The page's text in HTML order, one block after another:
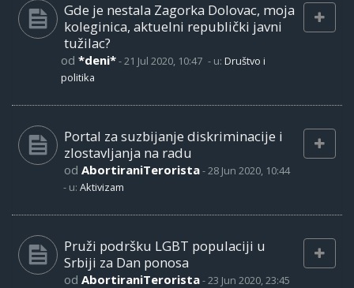
Gde je nestala Zagorka Dolovac, moja
koleginica, aktuelni republički javni
tužilac?
od *deni*-21 Jul 2020, 10:47 - u: Društvo i
politika
Portal za suzbijanje diskriminacije i
zlostavljanja na radu
od AbortiraniTerorista-28 Jun 2020, 10:44
- u: Aktivizam
Pruži podršku LGBT populaciji u
Srbiji za Dan ponosa
od AbortiraniTerorista-23 Jun 2020, 23:45